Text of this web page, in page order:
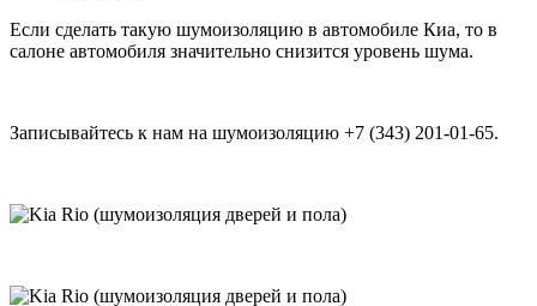
Если сделать такую шумоизоляцию в автомобиле Киа, то в
салоне автомобиля значительно снизится уровень шума.
Записывайтесь к нам на шумоизоляцию +7 (343) 201-01-65.